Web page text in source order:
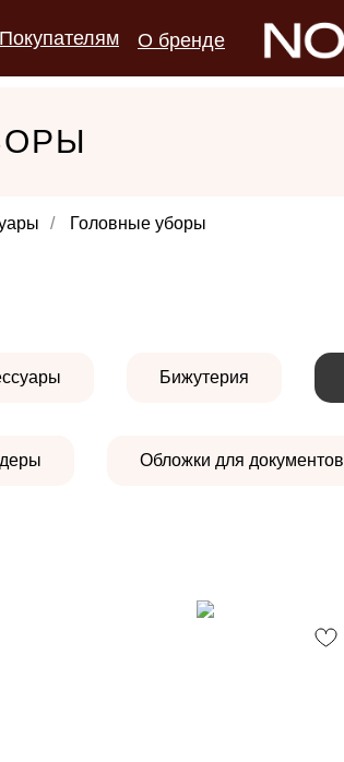
О бренде
Покупателям
/ Головные уборы
Бижутерия
Обложки для документов